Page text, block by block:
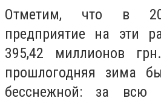
Отметим, что в
предприятие на эти
395,42 миллионов
прошлогодняя зима
бесснежной: за всю